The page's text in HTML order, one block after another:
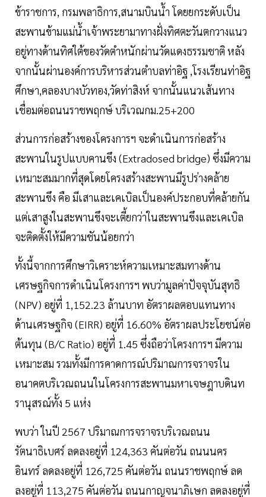
ข้าราชการ, กรมพลาธิการ,สนามบินน้ำ โดยยกระดับเป็น
สะพานข้ามแม่น้ำเจ้าพระยามาทางฝั่งทิศตะวันตกวางแนว
อยู่ทางด้านทิศใต้ของวัดตำหนักผ่านวัดแดงธรรมชาติ หลัง
จากนั้นผ่านองค์การบริหารส่วนตำบลท่าอิฐ ,โรงเรียนท่าอิฐ
ศึกษา,คลองบางบัวทอง,วัดท่าสิงห์ จากนั้นแนวเส้นทาง
เชื่อมต่อถนนราชพฤกษ์ บริเวณกม.25+200
ส่วนการก่อสร้างของโครงการฯ จะดำเนินการก่อสร้าง
สะพานในรูปแบบคานขึง (Extradosed bridge) ซึ่งมีความ
เหมาะสมมากที่สุดโดยโครงสร้างสะพานมีรูปร่างคล้าย
สะพานขึง คือ มีเสาและเคเบิลเป็นองค์ประกอบที่คล้ายกัน
แต่เสาสูงในสะพานขึงจะเตี้ยกว่าในสะพานขึงและเคเบิล
จะติดตั้งให้มีความชันน้อยกว่า
ทั้งนี้จากการศึกษาวิเคราะห์ความเหมาะสมทางด้าน
เศรษฐกิจการดำเนินโครงการฯ พบว่ามูลค่าปัจจุบันสุทธิ
(NPV) อยู่ที่ 1,152.23 ล้านบาท อัตราผลตอบแทนทาง
ด้านเศรษฐกิจ (EIRR) อยู่ที่ 16.60% อัตราผลประโยชน์ต่อ
ต้นทุน (B/C Ratio) อยู่ที่ 1.45 ซึ่งถือว่าโครงการฯ มีความ
เหมาะสม รวมทั้งมีการคาดการณ์ปริมาณการจราจรใน
อนาคตบริเวณถนนในโครงการสะพานมหาเจษฎาบดินท
รานุสรณ์ทั้ง 5 แห่ง
พบว่า ในปี 2567 ปริมาณการจราจรบริเวณถนน
รัตนาธิเบศร์ ลดลงอยู่ที่ 124,363 คันต่อวัน ถนนนคร
อินทร์ ลดลงอยู่ที่ 126,725 คันต่อวัน ถนนราชพฤกษ์ ลด
ลงอยู่ที่ 113,275 คันต่อวัน ถนนกาญจนาภิเษก ลดลงอยู่ที่